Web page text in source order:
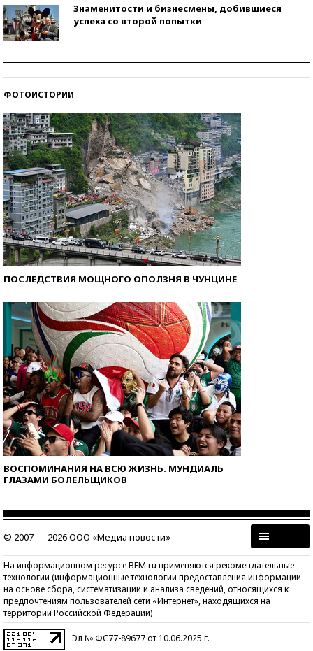
Знаменитости и бизнесмены, добившиеся
успеха со второй попытки
ФОТОИСТОРИИ
ПОСЛЕДСТВИЯ МОЩНОГО ОПОЛЗНЯ В ЧУНЦИНЕ
ВОСПОМИНАНИЯ НА ВСЮ ЖИЗНЬ. МУНДИАЛЬ
ГЛАЗАМИ БОЛЕЛЬЩИКОВ
© 2007 — 2026 ООО «Медиа новости»
На информационном ресурсе BFM.ru применяются рекомендательные
технологии (информационные технологии предоставления информации
на основе сбора, систематизации и анализа сведений, относящихся к
предпочтениям пользователей сети «Интернет», находящихся на
территории Российской Федерации)
Эл № ФС77-89677 от 10.06.2025 г.